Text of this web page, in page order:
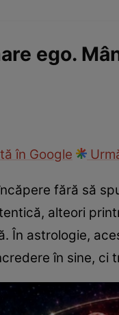
ego.
în Google
fără să
alteori
În astrologie,
în sine,